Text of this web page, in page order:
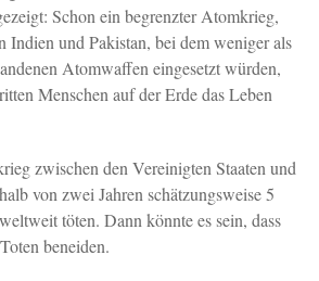
Schon ein begrenzter Atomkrieg,
Indien und Pakistan, bei dem weniger als
Atomwaffen eingesetzt würden,
Menschen auf der Erde das Leben
zwischen den Vereinigten Staaten und
von zwei Jahren schätzungsweise 5
töten. Dann könnte es sein, dass
beneiden.